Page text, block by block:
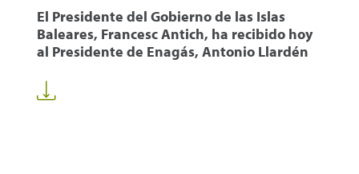
El Presidente del Gobierno de las Islas
Baleares, Francesc Antich, ha recibido hoy
al Presidente de Enagás, Antonio Llardén